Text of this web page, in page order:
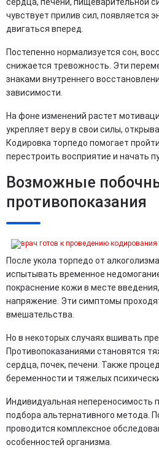
сердца, печени, пищеварительной
чувствует прилив сил, появляется
двигаться вперед.
Постепенно нормализуется сон,
снижается тревожность. Эти
знаками внутреннего
зависимости.
На фоне изменений растет
укрепляет веру в свои силы,
Кодировка торпедо помогает
перестроить восприятие и начать
Возможные
противопоказания
После укола торпедо от
испытывать временное
покраснение кожи в месте
напряжение. Эти симптомы
вмешательства.
Но в некоторых случаях вшивать
Противопоказаниями становятся
сердца, почек, печени. Также
беременности и тяжелых
Индивидуальная непереносимость
подбора альтернативного метода.
проводится комплексное
особенностей организма.